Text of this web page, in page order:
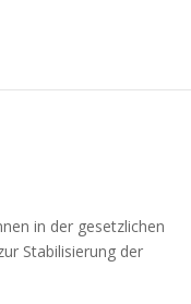
in der gesetzlichen
Stabilisierung der